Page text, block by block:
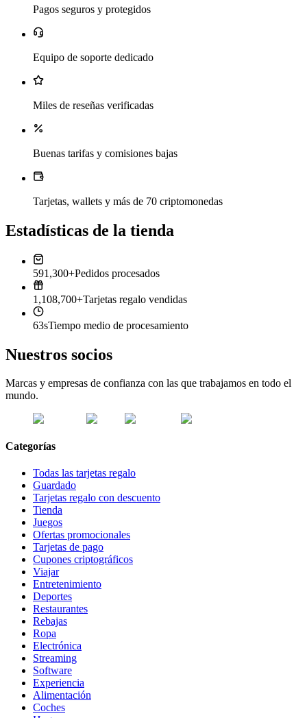
Pagos seguros y protegidos
Equipo de soporte dedicado
Miles de reseñas verificadas
Buenas tarifas y comisiones bajas
Tarjetas, wallets y más de 70 criptomonedas
Estadísticas de la tienda
591,300+Pedidos procesados
1,108,700+Tarjetas regalo vendidas
63sTiempo medio de procesamiento
Nuestros socios
Marcas y empresas de confianza con las que trabajamos en todo el
mundo.
Categorías
Todas las tarjetas regalo
Guardado
Tarjetas regalo con descuento
Tienda
Juegos
Ofertas promocionales
Tarjetas de pago
Cupones criptográficos
Viajar
Entretenimiento
Deportes
Restaurantes
Rebajas
Ropa
Electrónica
Streaming
Software
Experiencia
Alimentación
Coches